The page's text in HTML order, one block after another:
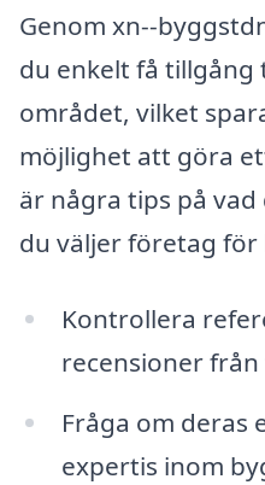
Genom xn--
du enkelt få tillgång
området, vilket
möjlighet att göra
är några tips på
du väljer företag
Kontrollera
recensioner
Fråga om deras
expertis inom